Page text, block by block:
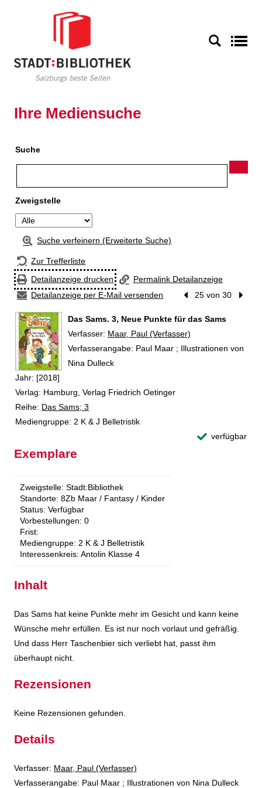
Ihre Mediensuche
Suche
Zweigstelle
Suche verfeinern (Erweiterte Suche)
Zur Trefferliste
Detailanzeige drucken
Permalink Detailanzeige
Detailanzeige per E-Mail versenden
Vorheriger Treffer
25 von 30
Das Sams. 3, Neue Punkte für das Sams
Verfasser: Suche nach diesem Verfasser
Maar, Paul (Verfasser)
Verfasserangabe: Paul Maar ; Illustrationen von
Nina Dulleck
Jahr: [2018]
Verlag: Hamburg, Verlag Friedrich Oetinger
Reihe: Das Sams; 3
Mediengruppe: 2 K & J Belletristik
verfügbar
Exemplare
Zweigstelle: Stadt:Bibliothek
Standorte: 8Zb Maar / Fantasy / Kinder
Status: Verfügbar
Vorbestellungen: 0
Frist:
Mediengruppe: 2 K & J Belletristik
Interessenkreis: Antolin Klasse 4
Inhalt
Das Sams hat keine Punkte mehr im Gesicht und kann keine
Wünsche mehr erfüllen. Es ist nur noch vorlaut und gefräßig.
Und dass Herr Taschenbier sich verliebt hat, passt ihm
überhaupt nicht.
Rezensionen
Keine Rezensionen gefunden.
Details
Verfasser: Suche nach diesem Verfasser
Maar, Paul (Verfasser)
Verfasserangabe: Paul Maar ; Illustrationen von Nina Dulleck